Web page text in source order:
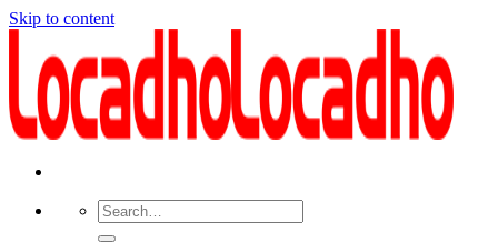
Skip to content